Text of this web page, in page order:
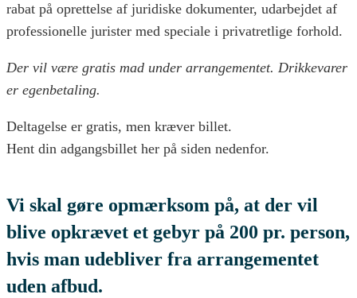
rabat på oprettelse af juridiske dokumenter, udarbejdet af
professionelle jurister med speciale i privatretlige forhold.
Der vil være gratis mad under arrangementet. Drikkevarer
er egenbetaling.
Deltagelse er gratis, men kræver billet.
Hent din adgangsbillet her på siden nedenfor.
Vi skal gøre opmærksom på, at der vil
blive opkrævet et gebyr på 200 pr. person,
hvis man udebliver fra arrangementet
uden afbud.